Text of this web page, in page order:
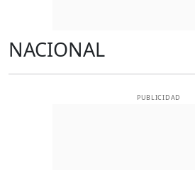
NACIONAL
PUBLICIDAD